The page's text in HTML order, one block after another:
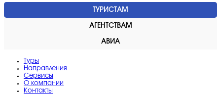
ТУРИСТАМ
АГЕНТСТВАМ
АВИА
Туры
Направления
Сервисы
O компании
Контакты